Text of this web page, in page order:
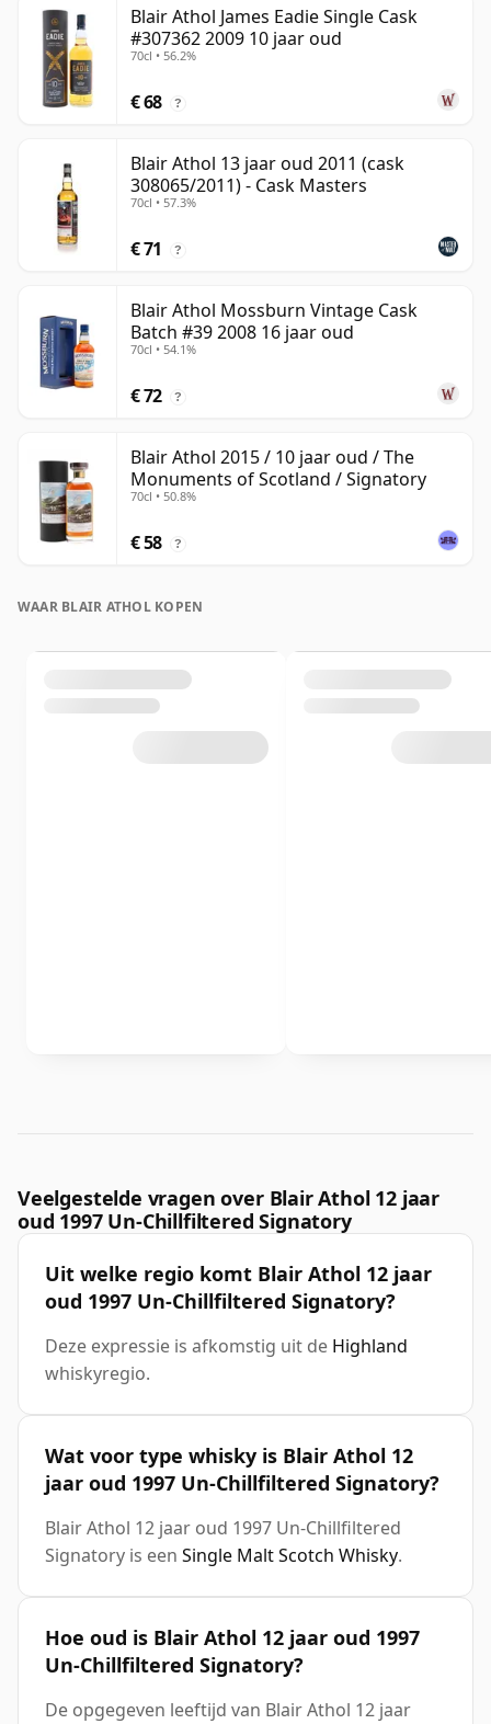
Blair Athol James Eadie Single Cask
#307362 2009 10 jaar oud
70cl • 56.2%
€ 68 ?
Blair Athol 13 jaar oud 2011 (cask
308065/2011) - Cask Masters
70cl • 57.3%
€ 71 ?
Blair Athol Mossburn Vintage Cask
Batch #39 2008 16 jaar oud
70cl • 54.1%
€ 72 ?
Blair Athol 2015 / 10 jaar oud / The
Monuments of Scotland / Signatory
70cl • 50.8%
€ 58 ?
WAAR BLAIR ATHOL KOPEN
Veelgestelde vragen over Blair Athol 12 jaar
oud 1997 Un-Chillfiltered Signatory
Uit welke regio komt Blair Athol 12 jaar
oud 1997 Un-Chillfiltered Signatory?
Deze expressie is afkomstig uit de Highland
whiskyregio.
Wat voor type whisky is Blair Athol 12
jaar oud 1997 Un-Chillfiltered Signatory?
Blair Athol 12 jaar oud 1997 Un-Chillfiltered
Signatory is een Single Malt Scotch Whisky.
Hoe oud is Blair Athol 12 jaar oud 1997
Un-Chillfiltered Signatory?
De opgegeven leeftijd van Blair Athol 12 jaar